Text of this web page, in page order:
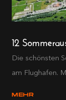
12
Die schönsten
am Flughafen.
MEHR